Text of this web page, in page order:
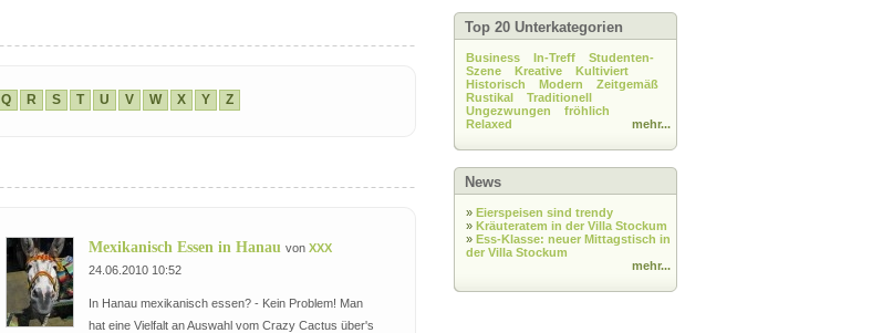
Q R S T U V W X Y Z
Mexikanisch Essen in Hanau von XXX
24.06.2010 10:52
In Hanau mexikanisch essen? - Kein Problem! Man
hat eine Vielfalt an Auswahl vom Crazy Cactus über's
Top 20 Unterkategorien
Business In-Treff
Studenten-
Szene
Kreative
Kultiviert
Historisch
Modern
Zeitgemäß
Rustikal
Traditionell
Ungezwungen
fröhlich
Relaxed
mehr...
News
» Eierspeisen sind trendy
» Kräuteratem in der Villa Stockum
» Ess-Klasse: neuer Mittagstisch in
der Villa Stockum
mehr...